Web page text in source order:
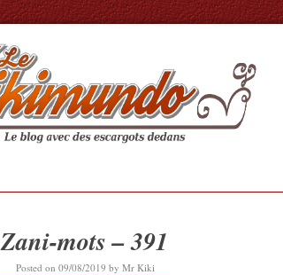
Zani-mots – 391
Posted on 09/08/201912/09/2019
by Mr Kiki